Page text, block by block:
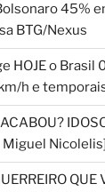
45%
BTG/Nexus
HOJE o Brasil
h e
Miguel Nicolelis]
QUE